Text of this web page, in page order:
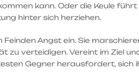
kann. Oder die Keule
hinter sich herziehen.
Angst ein. Sie
verteidigen. Vereint im Ziel
Gegner herausfordert, sich